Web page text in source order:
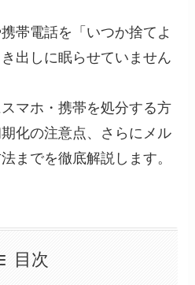
帯電話を「いつか捨てよ
出しに眠らせていません
マホ・携帯を処分する方
化の注意点、さらにメル
までを徹底解説します。
目次